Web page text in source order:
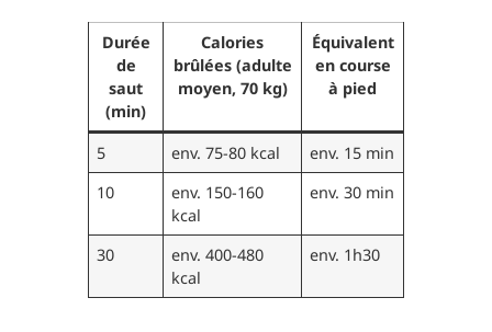
Durée
de
saut
(min)
Calories
brûlées (adulte
moyen, 70 kg)
Équivalent
en course
à pied
5 env. 75-80 kcal
env. 15 min
10
env. 150-160
kcal
env. 30 min
30
env. 400-480
kcal
env. 1h30